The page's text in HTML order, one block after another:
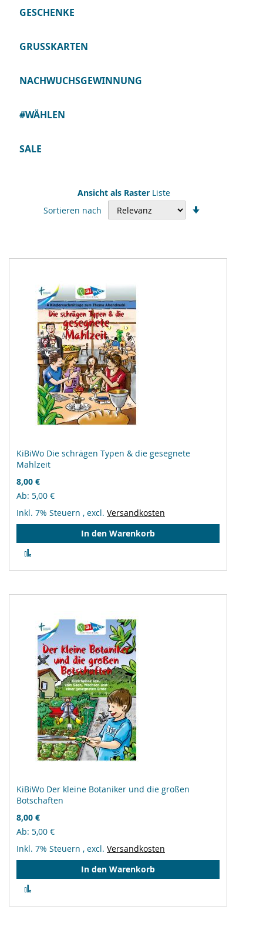
Ansicht als Raster Liste
Sortieren nach
KiBiWo Die schrägen Typen & die gesegnete
Mahlzeit
8,00 €
Ab 5,00 €
Inkl. 7% Steuern , excl. Versandkosten
In den Warenkorb
hinzufügen
KiBiWo Der kleine Botaniker und die großen
Botschaften
8,00 €
Ab 5,00 €
Inkl. 7% Steuern , excl. Versandkosten
In den Warenkorb
hinzufügen
GESCHENKE
GRUSSKARTEN
NACHWUCHSGEWINNUNG
#WÄHLEN
SALE